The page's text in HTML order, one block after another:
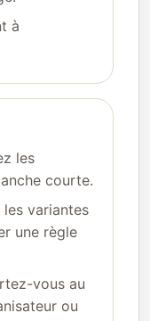
à
les
courte.
variantes
une règle
vous au
ou